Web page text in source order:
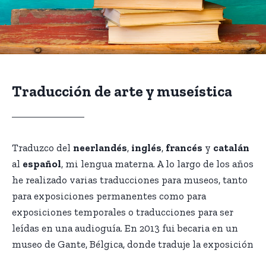
Traducción de arte y museística
Traduzco del neerlandés, inglés, francés y catalán
al español, mi lengua materna. A lo largo de los años
he realizado varias traducciones para museos, tanto
para exposiciones permanentes como para
exposiciones temporales o traducciones para ser
leídas en una audioguía. En 2013 fui becaria en un
museo de Gante, Bélgica, donde traduje la exposición